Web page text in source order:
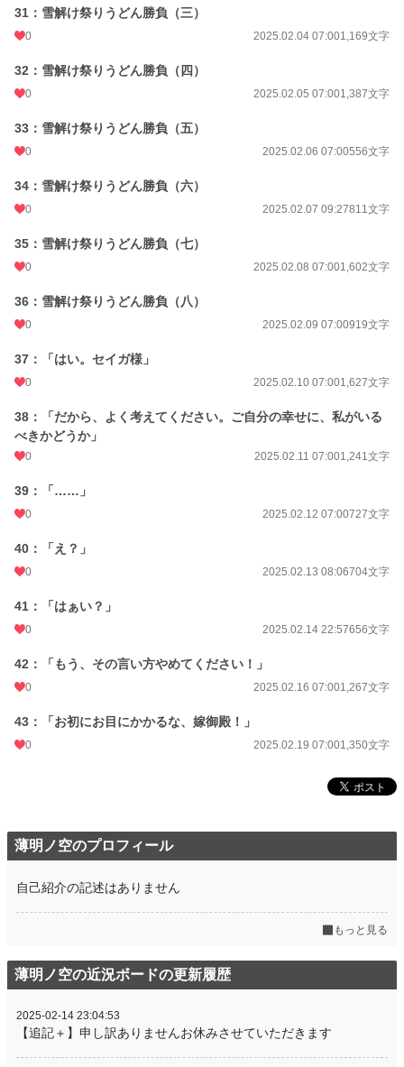
31：雪解け祭りうどん勝負（三）
0 2025.02.04 07:001,169文字
32：雪解け祭りうどん勝負（四）
0 2025.02.05 07:001,387文字
33：雪解け祭りうどん勝負（五）
0 2025.02.06 07:00556文字
34：雪解け祭りうどん勝負（六）
0 2025.02.07 09:27811文字
35：雪解け祭りうどん勝負（七）
0 2025.02.08 07:001,602文字
36：雪解け祭りうどん勝負（八）
0 2025.02.09 07:00919文字
37：「はい。セイガ様」
0 2025.02.10 07:001,627文字
38：「だから、よく考えてください。ご自分の幸せに、私がいる
べきかどうか」
0 2025.02.11 07:001,241文字
39：「……」
0 2025.02.12 07:00727文字
40：「え？」
0 2025.02.13 08:06704文字
41：「はぁい？」
0 2025.02.14 22:57656文字
42：「もう、その言い方やめてください！」
0 2025.02.16 07:001,267文字
43：「お初にお目にかかるな、嫁御殿！」
0 2025.02.19 07:001,350文字
薄明ノ空のプロフィール
自己紹介の記述はありません
もっと見る
薄明ノ空の近況ボードの更新履歴
2025-02-14 23:04:53
【追記＋】申し訳ありませんお休みさせていただきます